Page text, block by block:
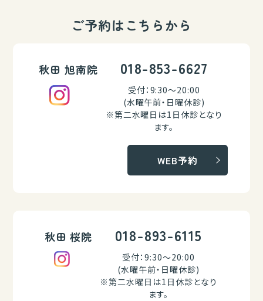
ご予約はこちらから
秋田 旭南院 018-853-6627
受付：9:30～20:00
(水曜午前・日曜休診)
※第二水曜日は1日休診となり
ます。
WEB予約
秋田 桜院 018-893-6115
受付：9:30～20:00
(水曜午前・日曜休診)
※第二水曜日は1日休診となり
ます。